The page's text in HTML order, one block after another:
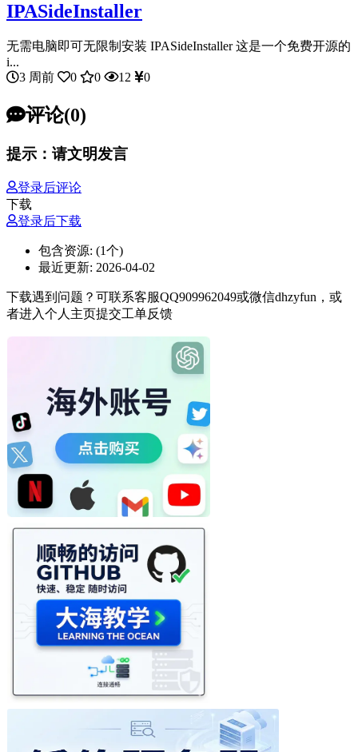
IPASideInstaller
无需电脑即可无限制安装 IPASideInstaller 这是一个免费开源的
i...
3 周前
0 0 12 0
评论(0)
提示：请文明发言
登录后评论
下载
登录后下载
包含资源: (1个)
最近更新: 2026-04-02
下载遇到问题？可联系客服QQ909962049或微信dhzyfun，或
者进入个人主页提交工单反馈